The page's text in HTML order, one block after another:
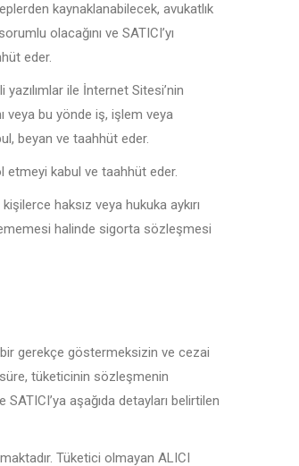
kaynaklanabilecek, avukatlık
olacağını ve SATICI’yı
eder.
yazılımlar ile İnternet Sitesi’nin
veya bu yönde iş, işlem veya
beyan ve taahhüt eder.
etmeyi kabul ve taahhüt eder.
haksız veya hukuka aykırı
halinde sigorta sözleşmesi
gerekçe göstermeksizin ve cezai
tüketicinin sözleşmenin
aşağıda detayları belirtilen
Tüketici olmayan ALICI